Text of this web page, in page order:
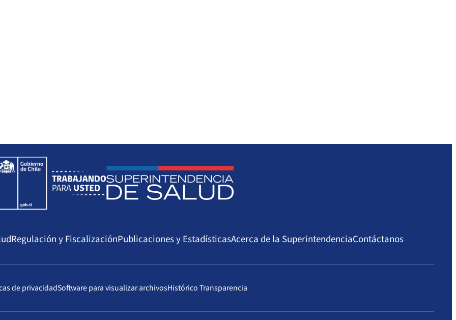
Regulación y FiscalizaciónPublicaciones y EstadísticasAcerca de la SuperintendenciaContáctanos
de privacidadSoftware para visualizar archivosHistórico Transparencia